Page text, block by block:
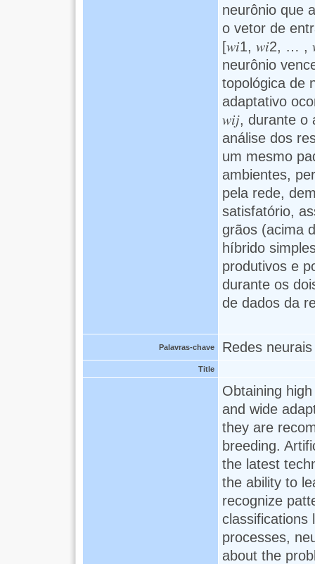
neurônio que
o vetor de
[𝑤𝑖1, 𝑤𝑖2, … ,
neurônio
topológica de
adaptativo
𝑤𝑖𝑗, durante
análise dos
um mesmo
ambientes,
pela rede,
satisfatório,
grãos (acima
híbrido
produtivos e
durante os
de dados da
Palavras-chave Redes
Title
Obtaining
and wide
they are
breeding.
the latest
the ability to
recognize
classifications
processes,
about the